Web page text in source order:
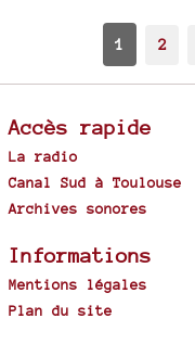
1 2
Accès rapide
La radio
Canal Sud à Toulouse
Archives sonores
Informations
Mentions légales
Plan du site